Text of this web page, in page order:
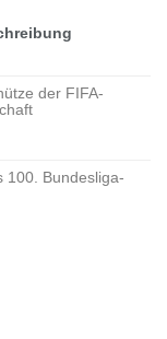
der FIFA-
100. Bundesliga-